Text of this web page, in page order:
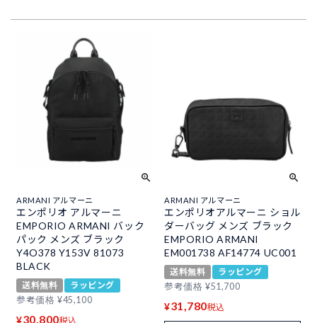
ARMANI アルマーニ
エンポリオ アルマーニ
EMPORIO ARMANI バック
パック メンズ ブラック
Y4O378 Y153V 81073
BLACK
送料無料
ラッピング
参考価格 ¥45,100
¥30,800税込
ARMANI アルマーニ
エンポリオアルマーニ ショル
ダーバッグ メンズ ブラック
EMPORIO ARMANI
EM001738 AF14774 UC001
送料無料
ラッピング
参考価格 ¥51,700
¥31,780税込